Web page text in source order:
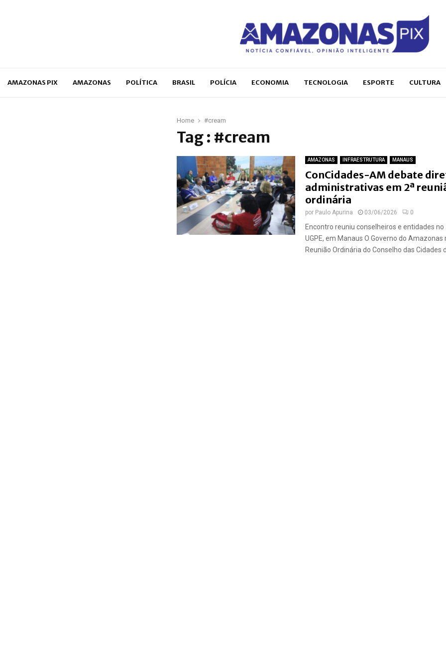
AMAZONAS PIX AMAZONAS POLÍTICA BRASIL POLÍCIA ECONOMIA TECNOLOGIA ESPORTE CULTURA
Home #cream
Tag : #cream
AMAZONAS INFRAESTRUTURA MANAUS
ConCidades-AM debate
administrativas em 2ª
ordinária
por Paulo Apurina 03/06/2026 0
Encontro reuniu conselheiros e entidades
UGPE, em Manaus O Governo do Amazonas
Reunião Ordinária do Conselho das Cidades